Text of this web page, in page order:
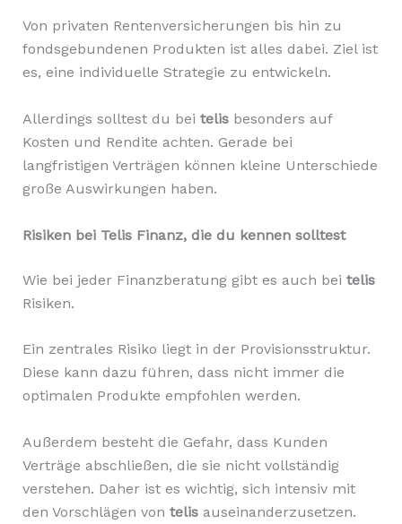
Von privaten Rentenversicherungen bis hin zu
fondsgebundenen Produkten ist alles dabei. Ziel ist
es, eine individuelle Strategie zu entwickeln.
Allerdings solltest du bei telisbesonders auf
Kosten und Rendite achten. Gerade bei
langfristigen Verträgen können kleine Unterschiede
große Auswirkungen haben.
Risiken bei Telis Finanz, die du kennen solltest
Wie bei jeder Finanzberatung gibt es auch bei telis
Risiken.
Ein zentrales Risiko liegt in der Provisionsstruktur.
Diese kann dazu führen, dass nicht immer die
optimalen Produkte empfohlen werden.
Außerdem besteht die Gefahr, dass Kunden
Verträge abschließen, die sie nicht vollständig
verstehen. Daher ist es wichtig, sich intensiv mit
den Vorschlägen von telisauseinanderzusetzen.